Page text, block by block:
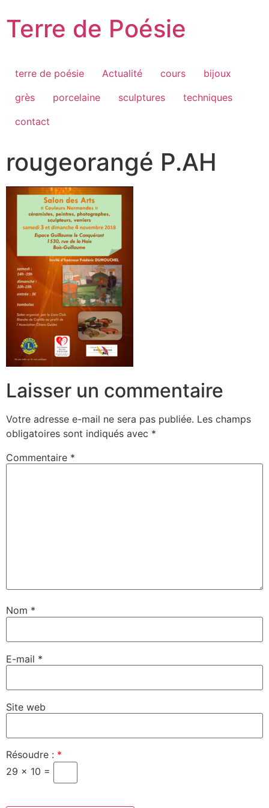
au
contenu
Terre de Poésie
terre de poésie Actualité cours
bijoux
grès
porcelaine sculptures
techniques
contact
rougeorangé P.AH
Laisser un commentaire
Votre adresse e-mail ne sera pas publiée. Les champs
obligatoires sont indiqués avec *
Commentaire *
Nom *
E-mail *
Site web
Résoudre : *
29 × 10 =